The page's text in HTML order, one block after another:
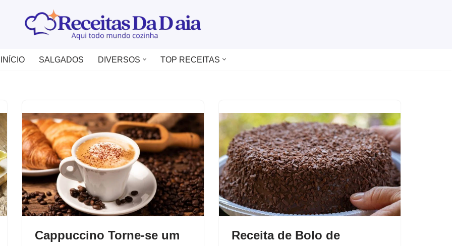
INÍCIO SALGADOS DIVERSOS TOP RECEITAS
Cappuccino Torne-se um
Receita de Bolo de